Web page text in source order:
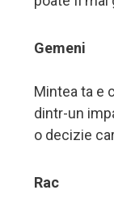
Gemeni
Mintea ta e
dintr-un
o decizie
Rac